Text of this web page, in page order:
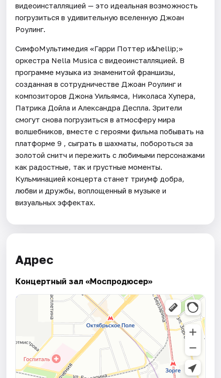
видеоинсталляцией — это идеальная возможность
погрузиться в удивительную вселенную Джоан
Роулинг.
СимфоМультимедия «Гарри Поттер и&hellip;»
оркестра Nella Musica с видеоинсталляцией. В
программе музыка из знаменитой франшизы,
созданная в сотрудничестве Джоан Роулинг и
композиторов Джона Уильямса, Николаса Хупера,
Патрика Дойла и Александра Деспла. Зрители
смогут снова погрузиться в атмосферу мира
волшебников, вместе с героями фильма побывать на
платформе 9 , сыграть в шахматы, побороться за
золотой снитч и пережить с любимыми персонажами
как радостные, так и грустные моменты.
Кульминацией концерта станет триумф добра,
любви и дружбы, воплощенный в музыке и
визуальных эффектах.
Адрес
Концертный зал «Моспродюсер»